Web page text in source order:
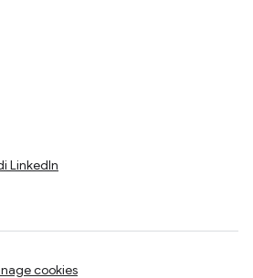
LinkedIn
cookies